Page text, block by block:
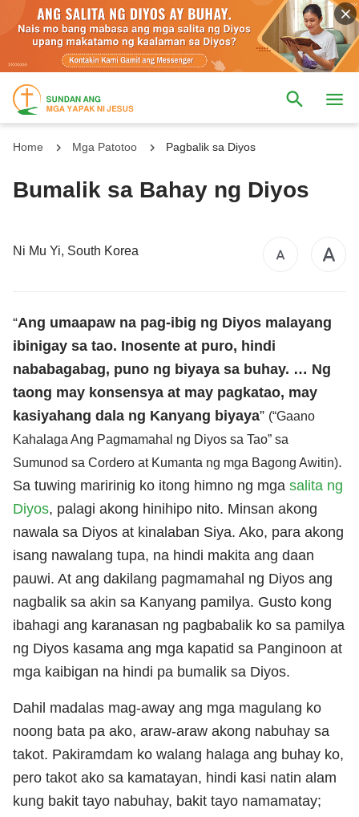
Home Mga Patotoo Pagbalik sa Diyos
Bumalik sa Bahay ng Diyos
Ni Mu Yi, South Korea
“Ang umaapaw na pag-ibig ng Diyos malayang
ibinigay sa tao. Inosente at puro, hindi
nababagabag, puno ng biyaya sa buhay. … Ng
taong may konsensya at may pagkatao, may
kasiyahang dala ng Kanyang biyaya” (“Gaano
Kahalaga Ang Pagmamahal ng Diyos sa Tao” sa
Sumunod sa Cordero at Kumanta ng mga Bagong Awitin).
Sa tuwing maririnig ko itong himno ng mga salita ng
Diyos, palagi akong hinihipo nito. Minsan akong
nawala sa Diyos at kinalaban Siya. Ako, para akong
isang nawalang tupa, na hindi makita ang daan
pauwi. At ang dakilang pagmamahal ng Diyos ang
nagbalik sa akin sa Kanyang pamilya. Gusto kong
ibahagi ang karanasan ng pagbabalik ko sa pamilya
ng Diyos kasama ang mga kapatid sa Panginoon at
mga kaibigan na hindi pa bumalik sa Diyos.
Dahil madalas mag-away ang mga magulang ko
noong bata pa ako, araw-araw akong nabuhay sa
takot. Pakiramdam ko walang halaga ang buhay ko,
pero takot ako sa kamatayan, hindi kasi natin alam
kung bakit tayo nabuhay, bakit tayo namamatay;